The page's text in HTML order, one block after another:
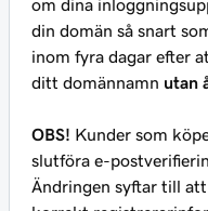
om dina
din domän så snart
inom fyra dagar efter
ditt domännamn utan
OBS! Kunder som
slutföra e-
Ändringen syftar till